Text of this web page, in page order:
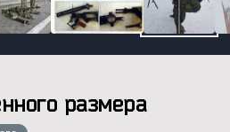
размера